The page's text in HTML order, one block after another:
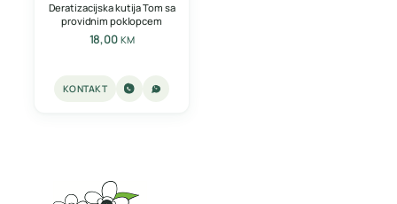
Deratizacijska kutija Tom sa
providnim poklopcem
18,00 KM
KONTAKT